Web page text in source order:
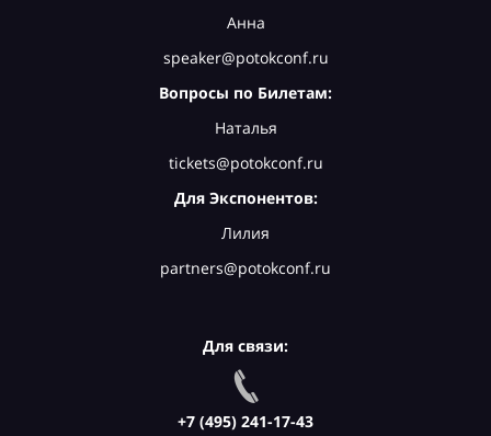
Анна
speaker@potokconf.ru
Вопросы по Билетам:
Наталья
tickets@potokconf.ru
Для Экспонентов:
Лилия
partners@potokconf.ru
Для связи:
+7 (495) 241-17-43